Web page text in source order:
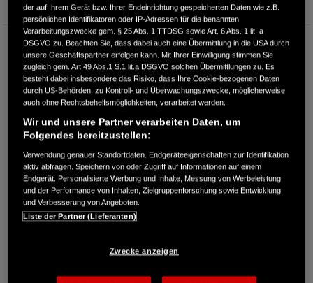
Bauart SUV
AUTOHAUS GRIMM GMBH
Fichtenstr. 39
17358 Torgelow
RUFEN SIE UNS AN:
03976-433088
Händlerbestand anzeigen
Dealer Website anzeigen
Händler kontaktieren
der auf Ihrem Gerät bzw. Ihrer Endeinrichtung gespeicherten Daten wie z.B.
persönlichen Identifikatoren oder IP-Adressen für die benannten
Verarbeitungszwecke gem. § 25 Abs. 1 TTDSG sowie Art. 6 Abs. 1 lit. a
DSGVO zu. Beachten Sie, dass dabei auch eine Übermittlung in die USA durch
unsere Geschäftspartner erfolgen kann. Mit Ihrer Einwilligung stimmen Sie
zugleich gem. Art.49 Abs.1 S.1 lit.a DSGVO solchen Übermittlungen zu. Es
besteht dabei insbesondere das Risiko, dass Ihre Cookie-bezogenen Daten
durch US-Behörden, zu Kontroll- und Überwachungszwecke, möglicherweise
auch ohne Rechtsbehelfsmöglichkeiten, verarbeitet werden.
Wir und unsere Partner verarbeiten Daten, um
Folgendes bereitzustellen:
Verwendung genauer Standortdaten. Endgeräteeigenschaften zur Identifikation
aktiv abfragen. Speichern von oder Zugriff auf Informationen auf einem
Endgerät. Personalisierte Werbung und Inhalte, Messung von Werbeleistung
und der Performance von Inhalten, Zielgruppenforschung sowie Entwicklung
und Verbesserung von Angeboten.
Liste der Partner (Lieferanten)
Zwecke anzeigen